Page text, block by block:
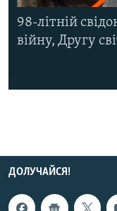
98-літній
війну, Другу
ДОЛУЧАЙСЯ!